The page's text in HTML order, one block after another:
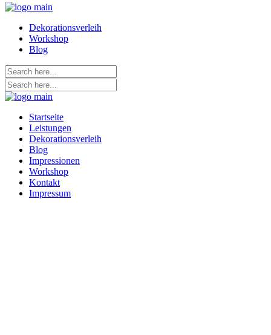
Dekorationsverleih
Workshop
Blog
Startseite
Leistungen
Dekorationsverleih
Blog
Impressionen
Workshop
Kontakt
Impressum